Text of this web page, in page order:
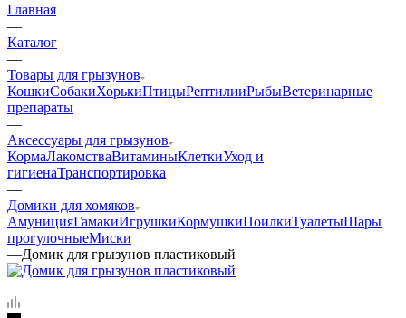
Главная
—
Каталог
—
Товары для грызунов
КошкиСобакиХорькиПтицыРептилииРыбыВетеринарные
препараты
—
Аксессуары для грызунов
КормаЛакомстваВитаминыКлеткиУход и
гигиенаТранспортировка
—
Домики для хомяков
АмуницияГамакиИгрушкиКормушкиПоилкиТуалетыШары
прогулочныеМиски
—Домик для грызунов пластиковый